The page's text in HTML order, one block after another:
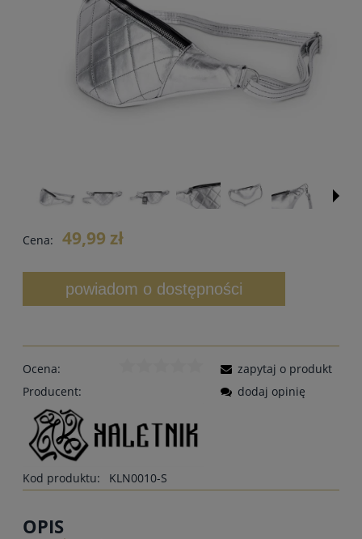
Cena: 49,99 zł
powiadom o dostępności
Ocena:
Producent:
Kod produktu: KLN0010-S
zapytaj o produkt
dodaj opinię
OPIS